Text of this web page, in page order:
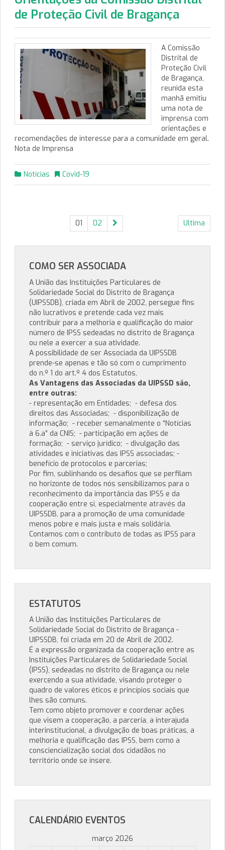
de Proteção Civil de Bragança
A Comissão
Distrital de
Proteção Civil
de Bragança,
reunida esta
manhã emitiu
uma nota de
imprensa com
orientações e
recomendações de interesse para a comunidade em geral.
Nota de Imprensa
Notícias Covid-19
01 02 Ultima
COMO SER ASSOCIADA
A União das Instituições Particulares de
Solidariedade Social do Distrito de Bragança
(UIPSSDB), criada em Abril de 2002, persegue fins
não lucrativos e pretende cada vez mais
contribuir para a melhoria e qualificação do maior
número de IPSS sedeadas no distrito de Bragança
ou nele a exercer a sua atividade.
A possibilidade de ser Associada da UIPSSDB
prende-se apenas e tão só com o cumprimento
do n.º 1 do art.º 4 dos Estatutos,
As Vantagens das Associadas da UIPSSD são,
entre outras:
- representação em Entidades; - defesa dos
direitos das Associadas; - disponibilização de
informação; - receber semanalmente o “Notícias
à 6.a” da CNIS; - participação em ações de
formação; - serviço jurídico; - divulgação das
atividades e iniciativas das IPSS associadas; -
benefício de protocolos e parcerias;
Por fim, sublinhando os desafios que se perfilam
no horizonte de todos nós sensibilizamos para o
reconhecimento da importância das IPSS e da
cooperação entre si, especialmente através da
UIPSSDB, para a promoção de uma comunidade
menos pobre e mais justa e mais solidária.
Contamos com o contributo de todas as IPSS para
o bem comum.
ESTATUTOS
A União das Instituições Particulares de
Solidariedade Social do Distrito de Bragança -
UIPSSDB, foi criada em 20 de Abril de 2002.
É a expressão organizada da cooperação entre as
Instituições Particulares de Solidariedade Social
(IPSS), sedeadas no distrito de Bragança ou nele
exercendo a sua atividade, visando proteger o
quadro de valores éticos e princípios sociais que
lhes são comuns.
Tem como objeto promover e coordenar ações
que visem a cooperação, a parceria, a interajuda
interinstitucional, a divulgação de boas práticas, a
melhoria e qualificação das IPSS, bem como a
consciencialização social dos cidadãos no
território onde se insere.
CALENDÁRIO EVENTOS
março 2026